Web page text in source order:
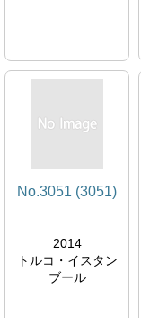
No.3051 (3051)
2014
トルコ・イスタン
ブール